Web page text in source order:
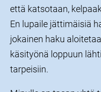
että katsotaan,
En lupaile jättimäisiä
jokainen haku
käsityönä loppuun
tarpeisiin.